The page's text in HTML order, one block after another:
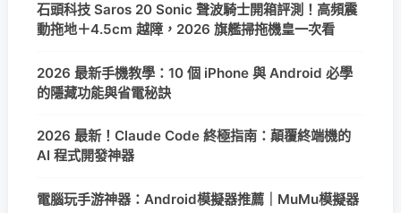
石頭科技 Saros 20 Sonic 聲波騎士開箱評測！高頻震
動拖地＋4.5cm 越障，2026 旗艦掃拖機皇一次看
2026 最新手機教學：10 個 iPhone 與 Android 必學
的隱藏功能與省電秘訣
2026 最新！Claude Code 終極指南：顛覆終端機的
AI 程式開發神器
電腦玩手游神器：Android模擬器推薦｜MuMu模擬器